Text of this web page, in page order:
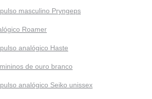
masculino Pryngeps
Roamer
analógico Haste
de ouro branco
analógico Seiko unissex